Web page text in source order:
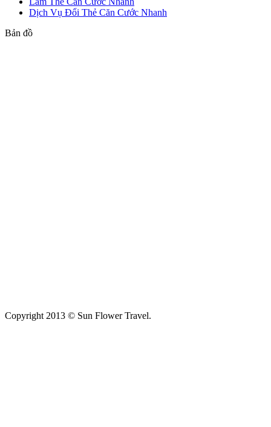
Dịch Vụ Đổi Thẻ Căn Cước Nhanh
Bản đồ
Copyright 2013 © Sun Flower Travel.